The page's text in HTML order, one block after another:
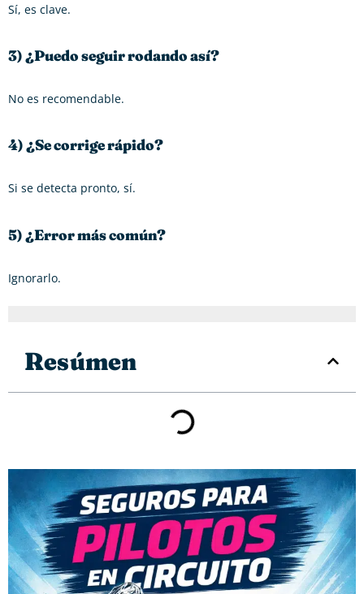
Sí, es clave.
3) ¿Puedo seguir rodando así?
No es recomendable.
4) ¿Se corrige rápido?
Si se detecta pronto, sí.
5) ¿Error más común?
Ignorarlo.
Resúmen